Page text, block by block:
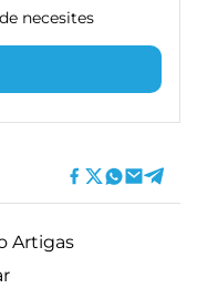
necesites
Artigas